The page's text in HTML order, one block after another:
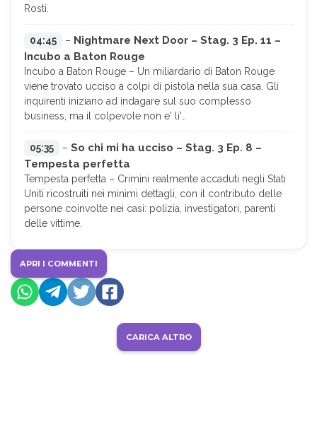
Rosti.
04:45 – Nightmare Next Door – Stag. 3 Ep. 11 –
Incubo a Baton Rouge
Incubo a Baton Rouge – Un miliardario di Baton Rouge
viene trovato ucciso a colpi di pistola nella sua casa. Gli
inquirenti iniziano ad indagare sul suo complesso
business, ma il colpevole non e' li'…
05:35 – So chi mi ha ucciso – Stag. 3 Ep. 8 –
Tempesta perfetta
Tempesta perfetta – Crimini realmente accaduti negli Stati
Uniti ricostruiti nei minimi dettagli, con il contributo delle
persone coinvolte nei casi: polizia, investigatori, parenti
delle vittime.
APRI I COMMENTI
CARICA ALTRO